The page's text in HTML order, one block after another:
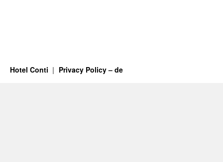
Hotel Conti Privacy Policy – de